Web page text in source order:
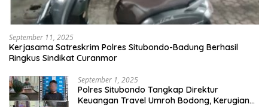
September 11, 2025
Kerjasama Satreskrim Polres Situbondo-Badung Berhasil
Ringkus Sindikat Curanmor
September 1, 2025
Polres Situbondo Tangkap Direktur
Keuangan Travel Umroh Bodong, Kerugian